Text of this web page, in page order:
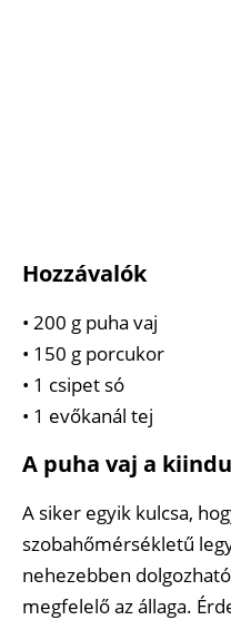
Hozzávalók
• 200 g puha vaj
• 150 g porcukor
• 1 csipet só
• 1 evőkanál tej
A puha vaj a
A siker egyik kulcsa,
szobahőmérsékletű
nehezebben
megfelelő az állaga.